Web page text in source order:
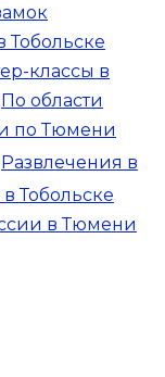
Тобольске
классы в
По области
по Тюмени
Развлечения в
Тобольске
в Тюмени